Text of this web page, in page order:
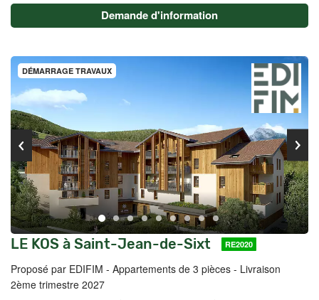
Demande d'information
DÉMARRAGE TRAVAUX
LE KOS à Saint-Jean-de-Sixt RE2020
Proposé par EDIFIM - Appartements de 3 pièces - Livraison
2ème trimestre 2027